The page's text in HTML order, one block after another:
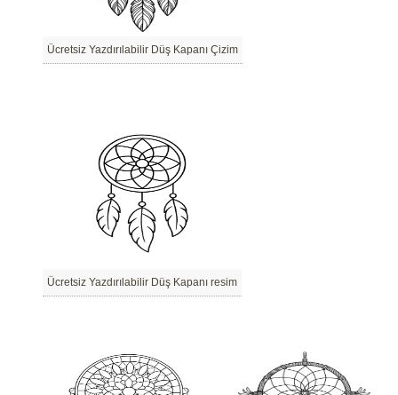
Ücretsiz Yazdırılabilir Düş Kapanı Çizim
Ücretsiz Yazdırılabilir Düş Kapanı resim